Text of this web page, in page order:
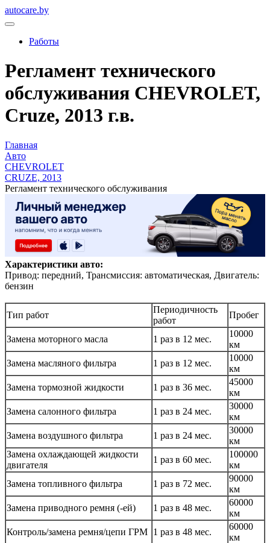
autocare.by
Работы
Регламент технического
обслуживания CHEVROLET,
Cruze, 2013 г.в.
Главная
Авто
CHEVROLET
CRUZE, 2013
Регламент технического обслуживания
Характеристики авто:
Привод: передний, Трансмиссия: автоматическая, Двигатель:
бензин
Тип работ
Периодичность
работ
Пробег
Замена моторного масла 1 раз в 12 мес.
10000
км
Замена масляного фильтра
1 раз в 12 мес.
10000
км
Замена тормозной жидкости
1 раз в 36 мес.
45000
км
Замена салонного фильтра
1 раз в 24 мес.
30000
км
Замена воздушного фильтра
1 раз в 24 мес.
30000
км
Замена охлаждающей жидкости
двигателя
1 раз в 60 мес.
100000
км
Замена топливного фильтра
1 раз в 72 мес.
90000
км
Замена приводного ремня (-ей)
1 раз в 48 мес.
60000
км
Контроль/замена ремня/цепи ГРМ 1 раз в 48 мес.
60000
км